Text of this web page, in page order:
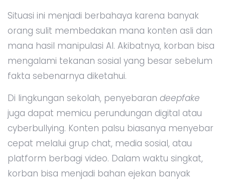
Situasi ini menjadi berbahaya karena banyak
orang sulit membedakan mana konten asli dan
mana hasil manipulasi AI. Akibatnya, korban bisa
mengalami tekanan sosial yang besar sebelum
fakta sebenarnya diketahui.
Di lingkungan sekolah, penyebaran deepfake
juga dapat memicu perundungan digital atau
cyberbullying. Konten palsu biasanya menyebar
cepat melalui grup chat, media sosial, atau
platform berbagi video. Dalam waktu singkat,
korban bisa menjadi bahan ejekan banyak